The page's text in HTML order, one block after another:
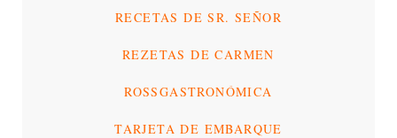
RECETAS DE SR. SEÑOR
REZETAS DE CARMEN
ROSSGASTRONÓMICA
TARJETA DE EMBARQUE